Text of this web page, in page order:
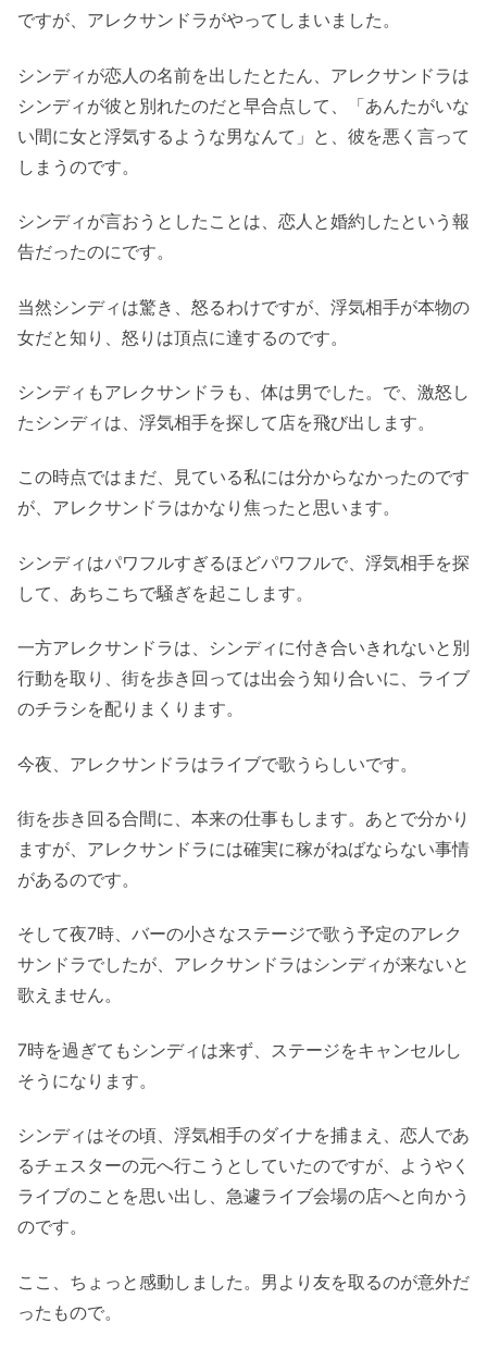
ですが、アレクサンドラがやってしまいました。
シンディが恋人の名前を出したとたん、アレクサンドラは
シンディが彼と別れたのだと早合点して、「あんたがいな
い間に女と浮気するような男なんて」と、彼を悪く言って
しまうのです。
シンディが言おうとしたことは、恋人と婚約したという報
告だったのにです。
当然シンディは驚き、怒るわけですが、浮気相手が本物の
女だと知り、怒りは頂点に達するのです。
シンディもアレクサンドラも、体は男でした。で、激怒し
たシンディは、浮気相手を探して店を飛び出します。
この時点ではまだ、見ている私には分からなかったのです
が、アレクサンドラはかなり焦ったと思います。
シンディはパワフルすぎるほどパワフルで、浮気相手を探
して、あちこちで騒ぎを起こします。
一方アレクサンドラは、シンディに付き合いきれないと別
行動を取り、街を歩き回っては出会う知り合いに、ライブ
のチラシを配りまくります。
今夜、アレクサンドラはライブで歌うらしいです。
街を歩き回る合間に、本来の仕事もします。あとで分かり
ますが、アレクサンドラには確実に稼がねばならない事情
があるのです。
そして夜7時、バーの小さなステージで歌う予定のアレク
サンドラでしたが、アレクサンドラはシンディが来ないと
歌えません。
7時を過ぎてもシンディは来ず、ステージをキャンセルし
そうになります。
シンディはその頃、浮気相手のダイナを捕まえ、恋人であ
るチェスターの元へ行こうとしていたのですが、ようやく
ライブのことを思い出し、急遽ライブ会場の店へと向かう
のです。
ここ、ちょっと感動しました。男より友を取るのが意外だ
ったもので。